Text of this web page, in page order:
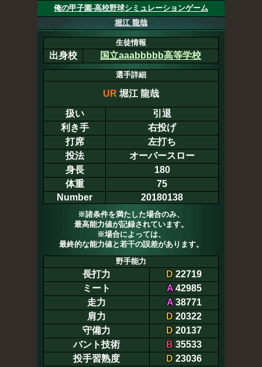
俺の甲子園-高校野球シミュレーションゲーム
堀江 龍哉
生徒情報
出身校 国立aaabbbbb高等学校
選手詳細
UR 堀江 龍哉
扱い
引退
利き手
右投げ
打席
左打ち
投法
オーバースロー
身長
180
体重
75
Number
20180138
※諸条件を満たした場合のみ、
最高能力値が記録されています。
※場合によっては、
最終的な能力値と若干の誤差があります。
野手能力
長打力 D 22719
ミート
A42985
走力
A38771
肩力
D 20322
守備力
D 20137
バント技術
B 35533
投手習熟度
D 23036